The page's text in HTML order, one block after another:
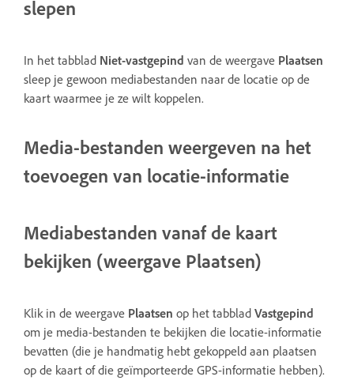
slepen
In het tabblad Niet-vastgepind van de weergave Plaatsen
sleep je gewoon mediabestanden naar de locatie op de
kaart waarmee je ze wilt koppelen.
Media-bestanden weergeven na het
toevoegen van locatie-informatie
Mediabestanden vanaf de kaart
bekijken (weergave Plaatsen)
Klik in de weergave Plaatsen op het tabblad Vastgepind
om je media-bestanden te bekijken die locatie-informatie
bevatten (die je handmatig hebt gekoppeld aan plaatsen
op de kaart of die geïmporteerde GPS-informatie hebben).